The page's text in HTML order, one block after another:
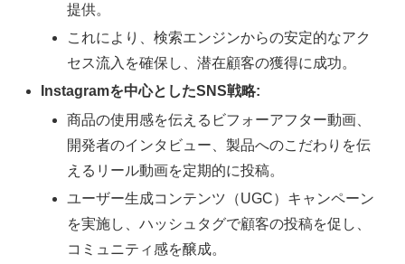
提供。
これにより、検索エンジンからの安定的なアク
セス流入を確保し、潜在顧客の獲得に成功。
Instagramを中心としたSNS戦略:
商品の使用感を伝えるビフォーアフター動画、
開発者のインタビュー、製品へのこだわりを伝
えるリール動画を定期的に投稿。
ユーザー生成コンテンツ（UGC）キャンペーン
を実施し、ハッシュタグで顧客の投稿を促し、
コミュニティ感を醸成。